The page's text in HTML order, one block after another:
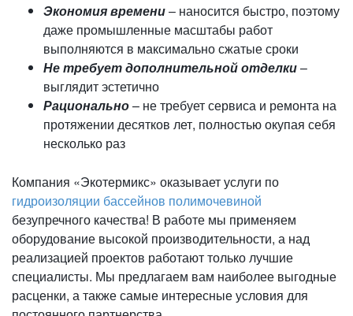
Экономия времени– наносится быстро, поэтому
даже промышленные масштабы работ
выполняются в максимально сжатые сроки
Не требует дополнительной отделки–
выглядит эстетично
Рационально– не требует сервиса и ремонта на
протяжении десятков лет, полностью окупая себя
несколько раз
Компания «Экотермикс» оказывает услуги по
гидроизоляции бассейнов полимочевиной
безупречного качества! В работе мы применяем
оборудование высокой производительности, а над
реализацией проектов работают только лучшие
специалисты. Мы предлагаем вам наиболее выгодные
расценки, а также самые интересные условия для